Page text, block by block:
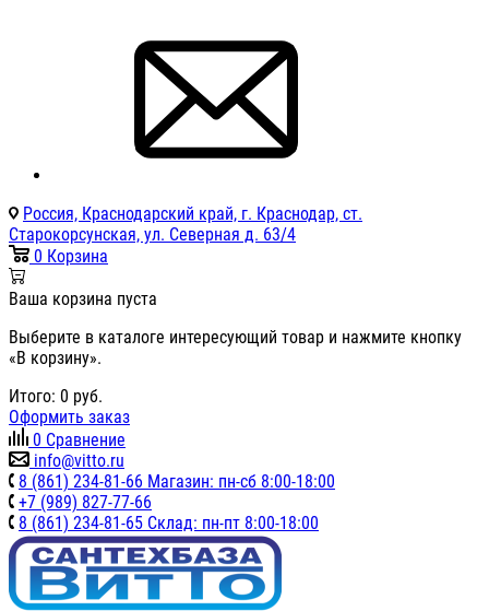
Россия, Краснодарский край, г. Краснодар, ст.
Старокорсунская, ул. Северная д. 63/4
0 Корзина
Ваша корзина пуста
Выберите в каталоге интересующий товар и нажмите кнопку
«В корзину».
Итого: 0 руб.
Оформить заказ
0 Сравнение
info@vitto.ru
8 (861) 234-81-66 Магазин: пн-сб 8:00-18:00
+7 (989) 827-77-66
8 (861) 234-81-65 Склад: пн-пт 8:00-18:00